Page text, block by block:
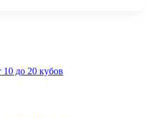
10 до 20 кубов